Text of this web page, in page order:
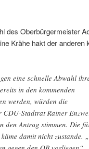
des Oberbürgermeister
Krähe hakt der anderen
eine schnelle Abwahl
in den kommenden
werden, würden die
CDU-Stadtrat Rainer
den Antrag stimmen. Die
damit nicht zustande.